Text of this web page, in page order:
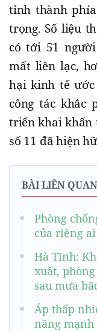
tỉnh thành
trọng. Số liệu
có tới 51
mất liên lạc,
hại kinh tế
công tác khắc
triển khai khẩn
số 11 đã hiện
BÀI LIÊN QUAN
Phòng
của riêng ai
Hà Tĩnh:
xuất,
sau mưa
Áp thấp
năng mạnh